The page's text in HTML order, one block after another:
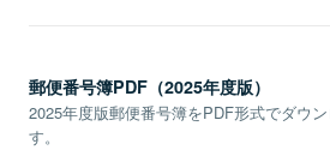
郵便番号簿PDF（2025年度版）
2025年度版郵便番号簿をPDF形式でダウ
す。